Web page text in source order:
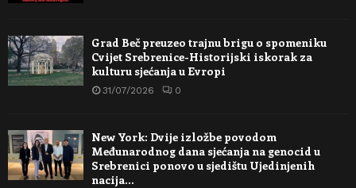
Grad Beč preuzeo trajnu brigu o spomeniku
Cvijet Srebrenice-Historijski iskorak za
kulturu sjećanja u Evropi
31/07/2026 0
New York: Dvije izložbe povodom
Međunarodnog dana sjećanja na genocid u
Srebrenici ponovo u sjedištu Ujedinjenih
nacija…